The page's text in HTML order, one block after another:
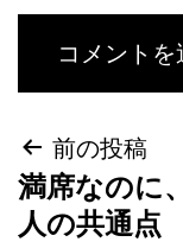
前の投稿
満席なのに
人の共通点